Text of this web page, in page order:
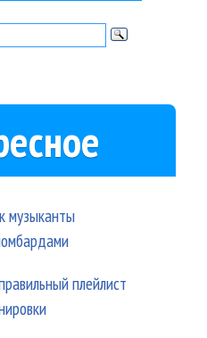
музыканты
плейлист